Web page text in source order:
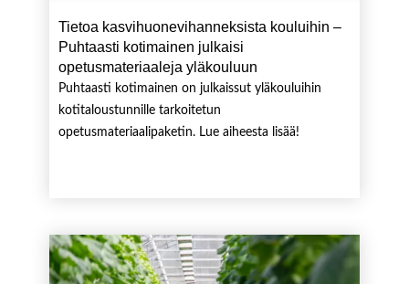
Tietoa kasvihuonevihanneksista kouluihin –
Puhtaasti kotimainen julkaisi
opetusmateriaaleja yläkouluun
Puhtaasti kotimainen on julkaissut yläkouluihin
kotitaloustunnille tarkoitetun
opetusmateriaalipaketin. Lue aiheesta lisää!